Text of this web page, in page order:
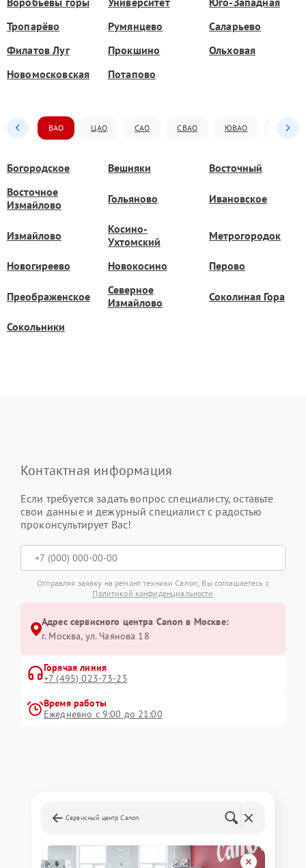
Тропарёво
Румянцево
Саларьево
Филатов Луг
Прокшино
Ольховая
Новомосковская
Потапово
ВАО ЦАО САО СВАО ЮВАО ЮАО
Богородское Вешняки
Восточный
Восточное
Измайлово
Гольяново Ивановское
Измайлово
Косино-
Ухтомский
Метрогородок
Новогиреево Новокосино Перово
Преображенское
Северное
Измайлово
Соколиная Гора
Сокольники
Контактная информация
Если требуется задать вопрос специалисту, оставьте
свои данные и дежурный специалист с радостью
проконсультирует Вас!
Отправляя заявку на ремонт техники Canon, Вы соглашаетесь с
Политикой конфиденциальности
Адрес сервисного центра Canon в Москве:
г. Москва, ул. Чаянова 18
Горячая линия
+7 (495) 023-73-25
Время работы
Ежедневно с 9:00 до 21:00
Сервисный центр Canon